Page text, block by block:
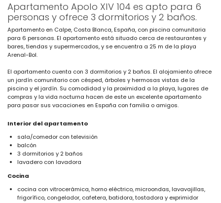
Apartamento Apolo XIV 104 es apto para 6
personas y ofrece 3 dormitorios y 2 baños.
Apartamento en Calpe, Costa Blanca, España, con piscina comunitaria
para 6 personas. El apartamento está situado cerca de restaurantes y
bares, tiendas y supermercados, y se encuentra a 25 m de la playa
Arenal-Bol.
El apartamento cuenta con 3 dormitorios y 2 baños. El alojamiento ofrece
un jardín comunitario con césped, árboles y hermosas vistas de la
piscina y el jardín. Su comodidad y la proximidad a la playa, lugares de
compras y la vida nocturna hacen de este un excelente apartamento
para pasar sus vacaciones en España con familia o amigos.
Interior del apartamento
sala/comedor con televisión
balcón
3 dormitorios y 2 baños
lavadero con lavadora
Cocina
cocina con vitrocerámica, horno eléctrico, microondas, lavavajillas,
frigorífico, congelador, cafetera, batidora, tostadora y exprimidor